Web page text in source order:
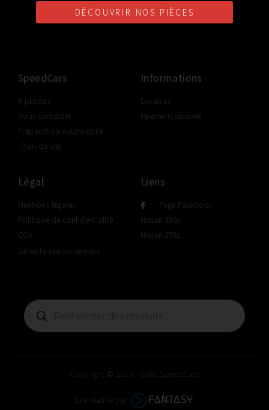
GRATUITE
SÉCURISÉ
D'UN PROFESSIONNEL
SpeedCars
A propos
Nous contacter
Préparation automobile
Plan du site
Informations
Livraison
Paiement sécurisé
Légal
Mentions légales
Politique de confidentialité
CGV
Gérer le consentement
Liens
Page Facebook
Nissan 350z
Nissan 370z
Copyright © 2026 - SARL SpeedCars
Site réalisé par
DÉCOUVRIR NOS PIÈCES